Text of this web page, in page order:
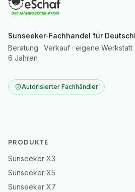
Sunseeker-Fachhandel für
Beratung · Verkauf · eigene
6 Jahren
Autorisierter Fachhändler
PRODUKTE
Sunseeker X3
Sunseeker X5
Sunseeker X7